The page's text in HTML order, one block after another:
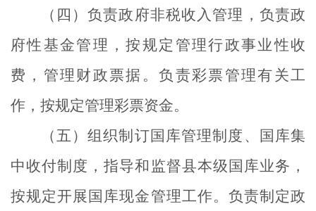
（四）负责政府非税收入管理，负责政
府性基金管理，按规定管理行政事业性收
费，管理财政票据。负责彩票管理有关工
作，按规定管理彩票资金。
（五）组织制订国库管理制度、国库集
中收付制度，指导和监督县本级国库业务，
按规定开展国库现金管理工作。负责制定政